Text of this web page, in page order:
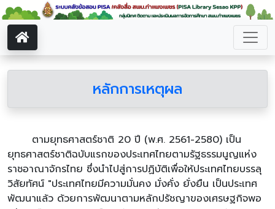
หลักการเหตุผล
ตามยุทธศาสตร์ชาติ 20 ปี (พ.ศ. 2561-2580) เป็น
ยุทธศาสตร์ชาติฉบับแรกของประเทศไทยตามรัฐธรรมนูญแห่ง
ราชอาณาจักรไทย ซึ่งนำไปสู่การปฏิบัติเพื่อให้ประเทศไทยบรรลุ
วิสัยทัศน์ "ประเทศไทยมีความมั่นคง มั่งคั่ง ยั่งยืน เป็นประเทศ
พัฒนาแล้ว ด้วยการพัฒนาตามหลักปรัชญาของเศรษฐกิจพอ